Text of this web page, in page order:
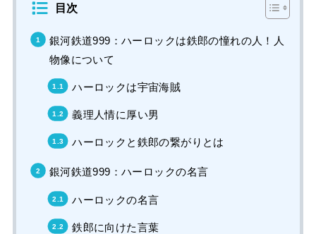
目次
銀河鉄道999：ハーロックは鉄郎の憧れの人！人
物像について
ハーロックは宇宙海賊
義理人情に厚い男
ハーロックと鉄郎の繋がりとは
銀河鉄道999：ハーロックの名言
ハーロックの名言
鉄郎に向けた言葉